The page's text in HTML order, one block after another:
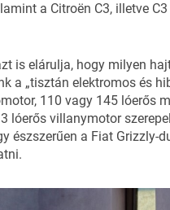
a Citroën C3, illetve
is elárulja, hogy milyen
a „tisztán elektromos és
110 vagy 145 lóerős
lóerős villanymotor
észszerűen a Fiat Grizzly-